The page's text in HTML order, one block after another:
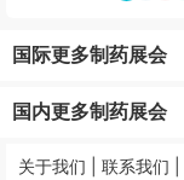
国际更多制药展会
国内更多制药展会
关于我们 | 联系我们 |